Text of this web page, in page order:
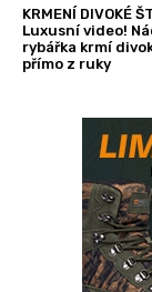
KRMENÍ DIVOKÉ
Luxusní video!
rybářka krmí
přímo z ruky